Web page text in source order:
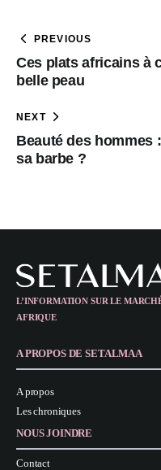
PREVIOUS
Ces plats africains à
belle peau
NEXT
Beauté des hommes
sa barbe ?
L’INFORMATION SUR LE
AFRIQUE
A PROPOS DE SETALMAA
A propos
Les chroniques
NOUS JOINDRE
Contact